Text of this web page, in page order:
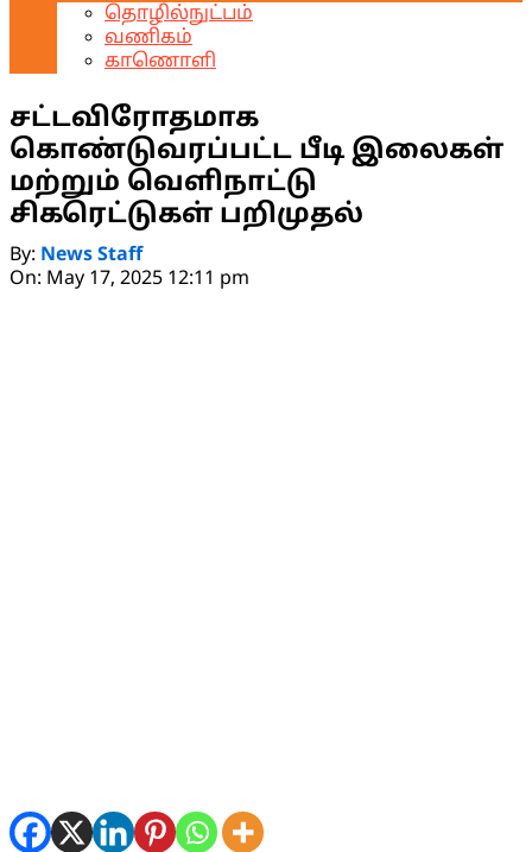
தொழில்நுட்பம்
வணிகம்
காணொளி
சட்டவிரோதமாக
கொண்டுவரப்பட்ட பீடி இலைகள்
மற்றும் வெளிநாட்டு
சிகரெட்டுகள் பறிமுதல்
By: News Staff
On: May 17, 2025 12:11 pm